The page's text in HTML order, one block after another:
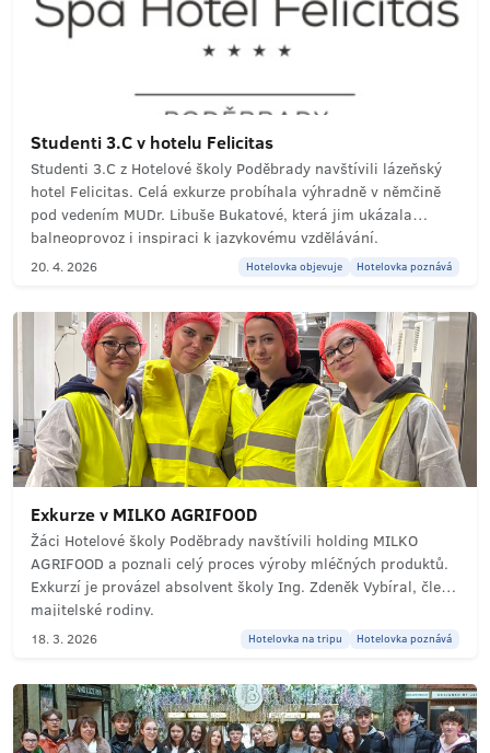
Studenti 3.C v hotelu Felicitas
Studenti 3.C z Hotelové školy Poděbrady navštívili lázeňský
hotel Felicitas. Celá exkurze probíhala výhradně v němčině
pod vedením MUDr. Libuše Bukatové, která jim ukázala
balneoprovoz i inspiraci k jazykovému vzdělávání.
20. 4. 2026 Hotelovka objevuje Hotelovka poznává
Exkurze v MILKO AGRIFOOD
Žáci Hotelové školy Poděbrady navštívili holding MILKO
AGRIFOOD a poznali celý proces výroby mléčných produktů.
Exkurzí je provázel absolvent školy Ing. Zdeněk Vybíral, člen
majitelské rodiny.
18. 3. 2026 Hotelovka na tripu Hotelovka poznává